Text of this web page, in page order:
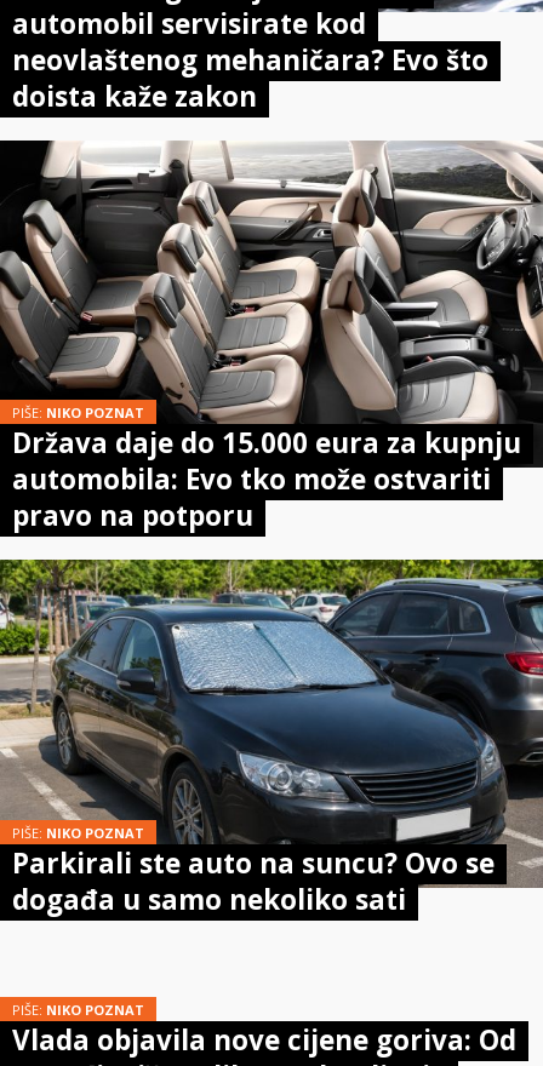
automobil servisirate kod
neovlaštenog mehaničara? Evo što
doista kaže zakon
PIŠE: NIKO POZNAT
Država daje do 15.000 eura za kupnju
automobila: Evo tko može ostvariti
pravo na potporu
PIŠE: NIKO POZNAT
Parkirali ste auto na suncu? Ovo se
događa u samo nekoliko sati
PIŠE: NIKO POZNAT
Vlada objavila nove cijene goriva: Od